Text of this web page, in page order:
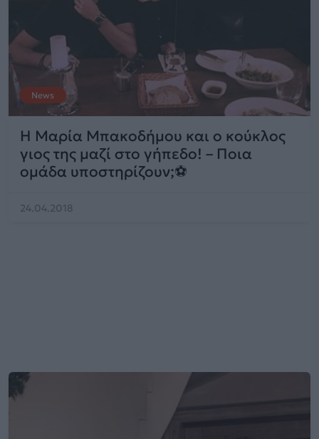
News
Η Μαρία Μπακοδήμου και ο κούκλος
γιος της μαζί στο γήπεδο! – Ποια
ομάδα υποστηρίζουν;⚽
24.04.2018